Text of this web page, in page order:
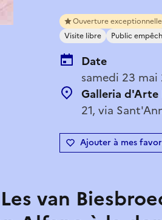
Ouverture exceptionnelle
Visite libre
Public
Date
samedi 23 mai
Galleria d'Arte
21, via
Ajouter à mes
van